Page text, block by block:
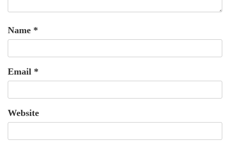
Name *
Email *
Website